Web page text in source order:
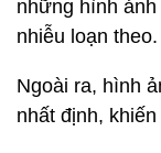
những hình
nhiễu loạn theo.
Ngoài ra, hình
nhất định,